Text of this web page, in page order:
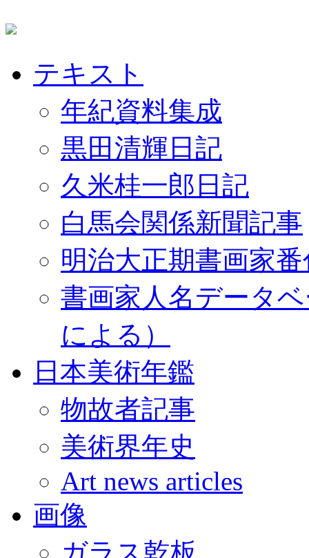
テキスト
年紀資料集成
黒田清輝日記
久米桂一郎日記
白馬会関係新聞記事
明治大正期書画家
書画家人名データ
による）
日本美術年鑑
物故者記事
美術界年史
Art news articles
画像
ガラス乾板